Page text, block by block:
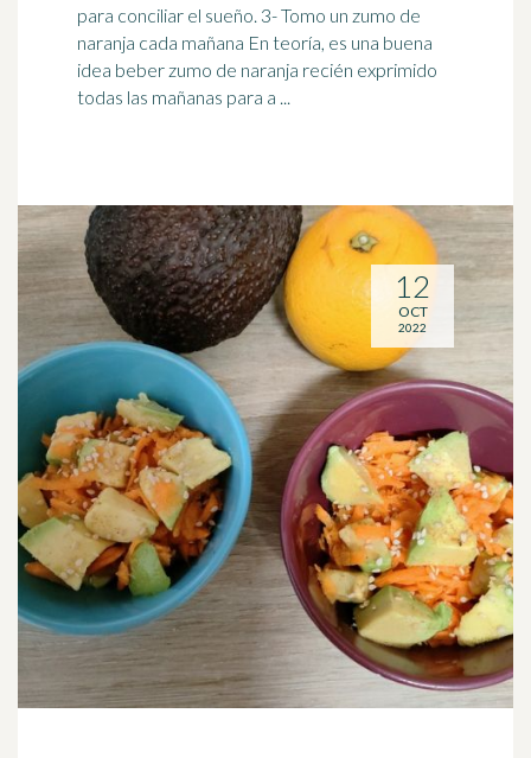
para conciliar el sueño. 3- Tomo un zumo de
naranja cada mañana En teoría, es una buena
idea beber zumo de naranja recién exprimido
todas las mañanas para a ...
12
OCT
2022